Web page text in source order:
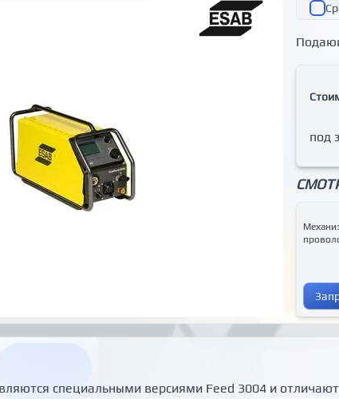
под
специальными версиями Feed 3004 и